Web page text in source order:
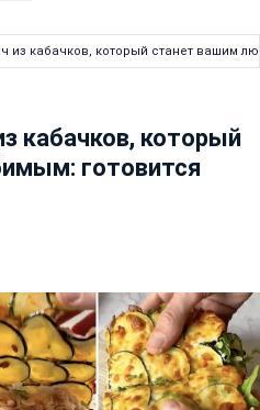
из кабачков, который станет вашим
кабачков, который
готовится